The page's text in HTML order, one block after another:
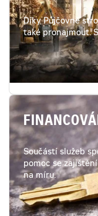
Díky Půjčovně
také pronajmout.
Součástí služeb
pomoc se
na míru.